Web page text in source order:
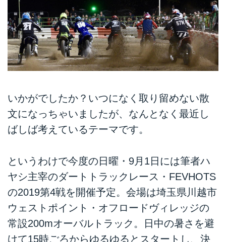
いかがでしたか？いつになく取り留めない散
文になっちゃいましたが、なんとなく最近し
ばしば考えているテーマです。
というわけで今度の日曜・9月1日には筆者ハ
ヤシ主宰のダートトラックレース・FEVHOTS
の2019第4戦を開催予定。会場は埼玉県川越市
ウェストポイント・オフロードヴィレッジの
常設200mオーバルトラック。日中の暑さを避
けて15時ごろからゆるゆるとスタートし、決